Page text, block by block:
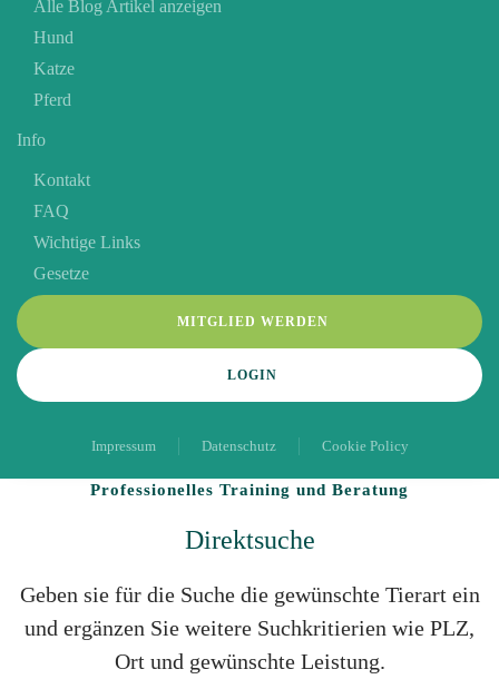
Alle Blog Artikel anzeigen
Hund
Katze
Pferd
Info
Kontakt
FAQ
Wichtige Links
Gesetze
MITGLIED WERDEN
LOGIN
Impressum Datenschutz Cookie Policy
Professionelles Training und Beratung
Direktsuche
Geben sie für die Suche die gewünschte Tierart ein
und ergänzen Sie weitere Suchkritierien wie PLZ,
Ort und gewünschte Leistung.